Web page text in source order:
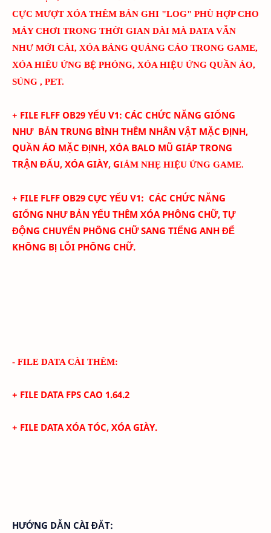
CỰC MƯỢT XÓA THÊM BẢN GHI "LOG" PHÙ HỢP CHO
MÁY CHƠI TRONG THỜI GIAN DÀI MÀ DATA VẪN
NHƯ MỚI CÀI, XÓA BẢNG QUẢNG CÁO TRONG GAME,
XÓA HIÊU ỨNG BỆ PHÓNG, XÓA HIỆU ỨNG QUẦN ÁO,
SÚNG , PET.
+ FILE FLFF OB29 YẾU V1: CÁC CHỨC NĂNG GIỐNG
NHƯ BẢN TRUNG BÌNH THÊM NHÂN VẬT MẶC ĐỊNH,
QUẦN ÁO MẶC ĐỊNH, XÓA BALO MŨ GIÁP TRONG
TRẬN ĐẤU, XÓA GIÀY, GIẢM NHẸ HIỆU ỨNG GAME.
+ FILE FLFF OB29 CỰC YẾU V1: CÁC CHỨC NĂNG
GIỐNG NHƯ BẢN YẾU THÊM XÓA PHÔNG CHỮ, TỰ
ĐỘNG CHUYỂN PHÔNG CHỮ SANG TIẾNG ANH ĐỂ
KHÔNG BỊ LỖI PHÔNG CHỮ.
- FILE DATA CÀI THÊM:
+ FILE DATA FPS CAO 1.64.2
+ FILE DATA XÓA TÓC, XÓA GIÀY.
HƯỚNG DẪN CÀI ĐĂT: